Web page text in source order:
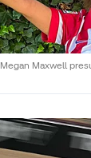
Megan Maxwell